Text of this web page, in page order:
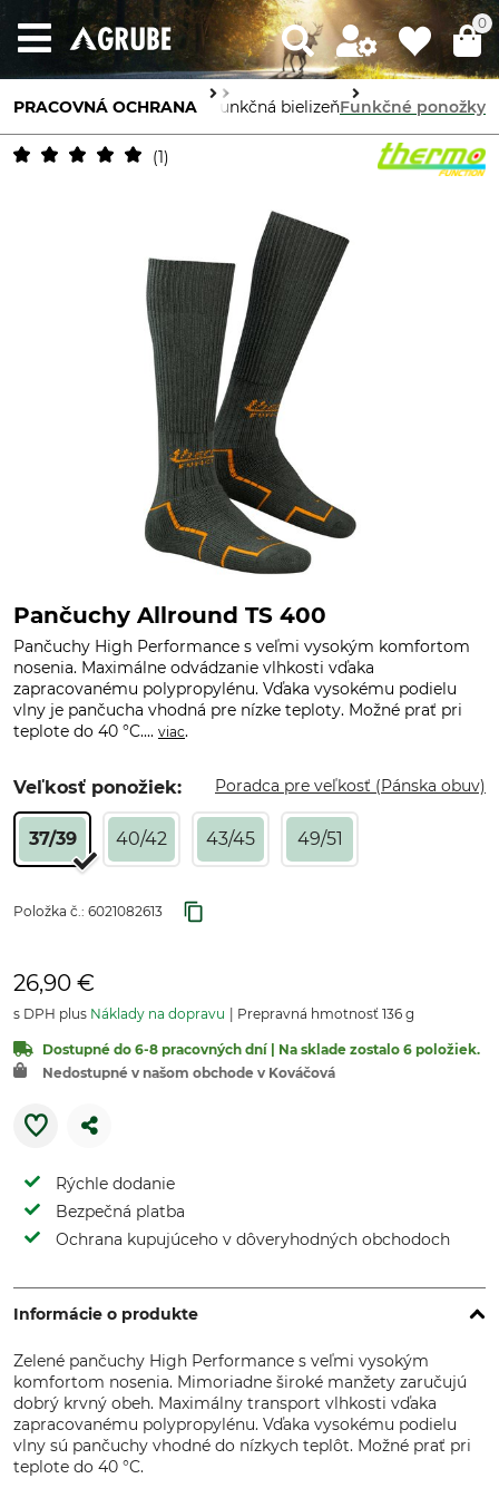
0
PRACOVNÁ OCHRANA
Ochrana tela Funkčná bielizeňFunkčné ponožky
1
Pančuchy Allround TS 400
Pančuchy High Performance s veľmi vysokým komfortom
nosenia. Maximálne odvádzanie vlhkosti vďaka
zapracovanému polypropylénu. Vďaka vysokému podielu
vlny je pančucha vhodná pre nízke teploty. Možné prať pri
teplote do 40 °C.... viac.
Veľkosť ponožiek: Poradca pre veľkosť (Pánska obuv)
37/39 40/42 43/45 49/51
Položka č.: 6021082613
26,90 €
s DPH plus Náklady na dopravu Prepravná hmotnosť 136 g
Dostupné do 6-8 pracovných dní | Na sklade zostalo 6 položiek.
Nedostupné v našom obchode v Kováčová
Rýchle dodanie
Bezpečná platba
Ochrana kupujúceho v dôveryhodných obchodoch
Informácie o produkte
Zelené pančuchy High Performance s veľmi vysokým
komfortom nosenia. Mimoriadne široké manžety zaručujú
dobrý krvný obeh. Maximálny transport vlhkosti vďaka
zapracovanému polypropylénu. Vďaka vysokému podielu
vlny sú pančuchy vhodné do nízkych teplôt. Možné prať pri
teplote do 40 °C.